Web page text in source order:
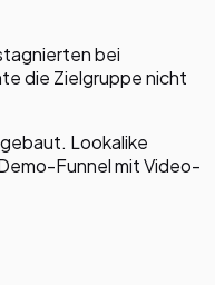
bei
die Zielgruppe nicht
Lookalike
Funnel mit Video-